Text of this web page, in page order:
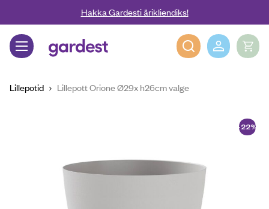
Liigu edasi põhisisu juurdeHakka Gardesti ärikliendiks!
Gardest
Lillepotid Lillepott Orione Ø29x h26cm valge
-22%